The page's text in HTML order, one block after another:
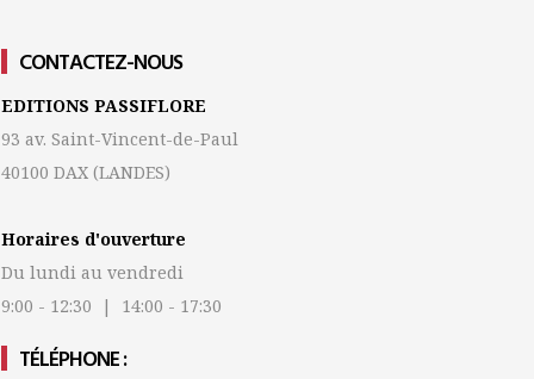
CONTACTEZ-NOUS
EDITIONS PASSIFLORE
93 av. Saint-Vincent-de-Paul
40100 DAX (LANDES)
Horaires d'ouverture
Du lundi au vendredi
9:00 - 12:30 | 14:00 - 17:30
TÉLÉPHONE :